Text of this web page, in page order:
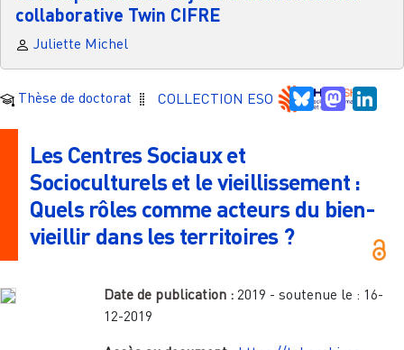
collaborative Twin CIFRE
Juliette Michel
Thèse de doctorat COLLECTION ESO Bluesky
Les Centres Sociaux et
Socioculturels et le vieillissement :
Quels rôles comme acteurs du bien-
vieillir dans les territoires ?
Date de publication : 2019 - soutenue le : 16-
12-2019